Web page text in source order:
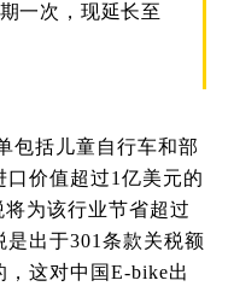
一次，现延长至
包括儿童自行车和部
价值超过1亿美元的
为该行业节省超过
是出于301条款关税额
这对中国E-bike出